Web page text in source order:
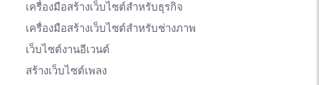
เครื่องมือสร้างเว็บไซต์สำหรับธุรกิจ
เครื่องมือสร้างเว็บไซต์สำหรับช่างภาพ
เว็บไซต์งานอีเวนต์
สร้างเว็บไซต์เพลง